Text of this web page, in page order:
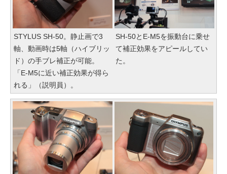
STYLUS SH-50。静止画で3
軸、動画時は5軸（ハイブリッ
ド）の手ブレ補正が可能。
「E-M5に近い補正効果が得ら
れる」（説明員）。
SH-50とE-M5を振動台に乗せ
て補正効果をアピールしてい
た。